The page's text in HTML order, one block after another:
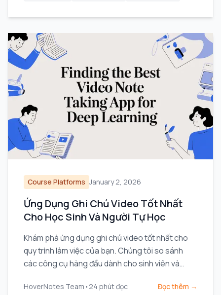
Course Platforms January 2, 2026
Ứng Dụng Ghi Chú Video Tốt Nhất
Cho Học Sinh Và Người Tự Học
Khám phá ứng dụng ghi chú video tốt nhất cho
quy trình làm việc của bạn. Chúng tôi so sánh
các công cụ hàng đầu dành cho sinh viên và
khóa học trực tuyến.
HoverNotes Team • 24 phút đọc Đọc thêm →